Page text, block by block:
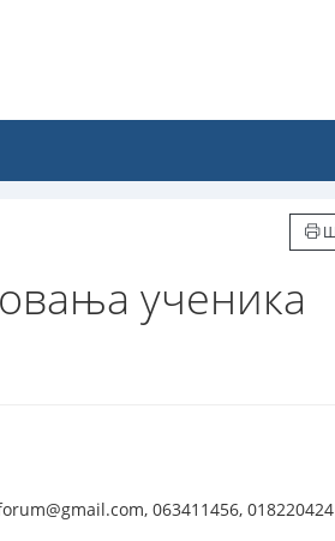
ученика
063411456, 018220424